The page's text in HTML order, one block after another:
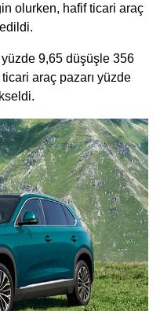
olurken, hafif ticari araç
yüzde 9,65 düşüşle 356
araç pazarı yüzde